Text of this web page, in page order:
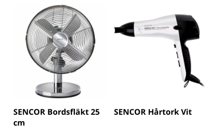
SENCOR Bordsfläkt 25
cm
SENCOR Hårtork Vit